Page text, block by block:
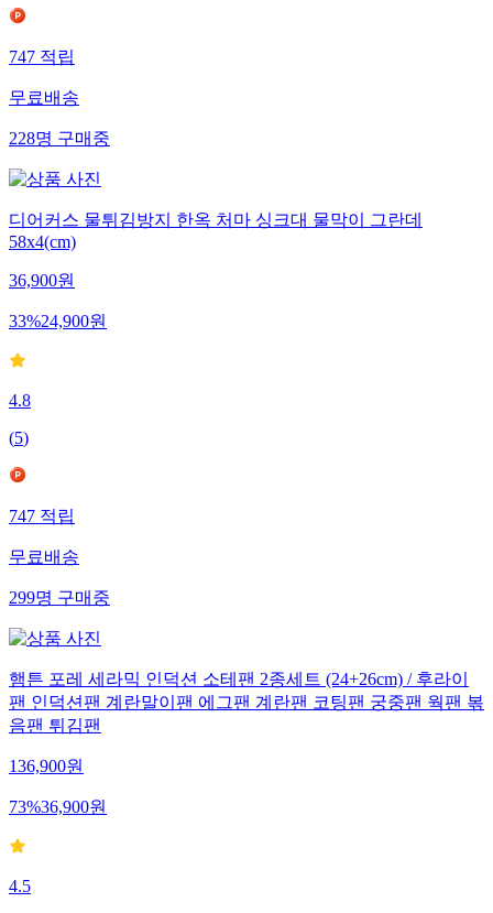
747 적립
무료배송
228명 구매중
디어커스 물튀김방지 한옥 처마 싱크대 물막이 그란데
58x4(cm)
36,900원
33%24,900원
4.8
(5)
747 적립
무료배송
299명 구매중
햄튼 포레 세라믹 인덕션 소테팬 2종세트 (24+26cm) / 후라이
팬 인덕션팬 계란말이팬 에그팬 계란팬 코팅팬 궁중팬 웍팬 볶
음팬 튀김팬
136,900원
73%36,900원
4.5